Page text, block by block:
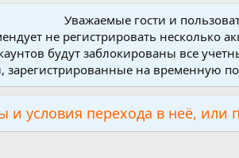
Уважаемые гости и
не регистрировать несколько
будут заблокированы все
зарегистрированные на временную
и условия перехода в неё, или